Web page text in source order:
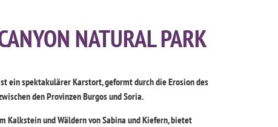
NATURAL PARK
ein spektakulärer Karstort, geformt durch die Erosion des
den Provinzen Burgos und Soria.
Kalkstein und Wäldern von Sabina und Kiefern, bietet